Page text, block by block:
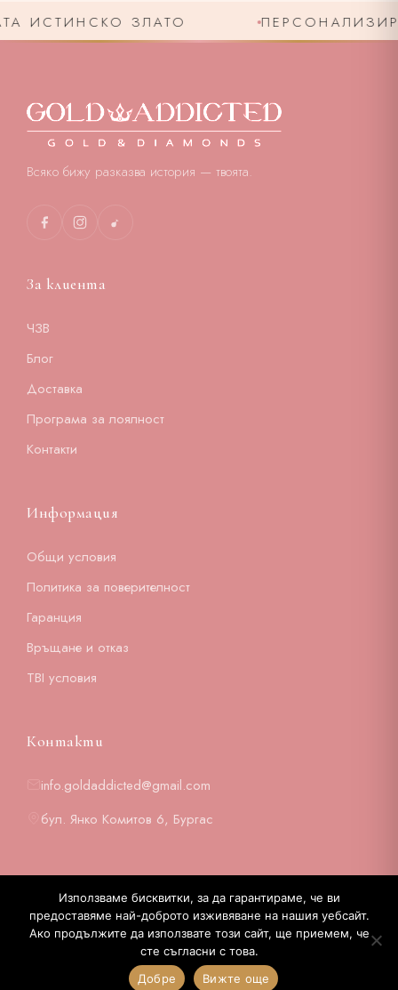
ИСТИНСКО ЗЛАТО
Всяко бижу разказва история — твоята.
За клиента
ЧЗВ
Блог
Доставка
Програма за лоялност
Контакти
Информация
Общи условия
Политика за поверителност
Гаранция
Връщане и отказ
TBI условия
Контакти
info.goldaddicted@gmail.com
бул. Янко Комитов 6, Бургас
© 2026 GOLD ADDICTED. Всички права запазени.
Website by {a}Superstition
VISA
Използваме бисквитки, за да гарантираме, че ви
предоставяме най-доброто изживяване на нашия уебсайт.
Ако продължите да използвате този сайт, ще приемем, че
сте съгласни с това.
Добре
Вижте още